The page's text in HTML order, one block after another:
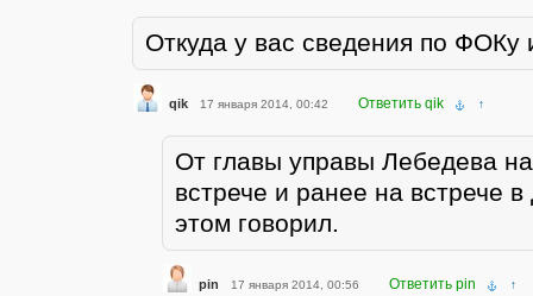
Откуда у вас сведения по ФОКу
qik 17 января 2014, 00:42 Ответить qik ↑
От главы управы Лебедева
встрече и ранее на встрече
этом говорил.
pin 17 января 2014, 00:56 Ответить pin ↑